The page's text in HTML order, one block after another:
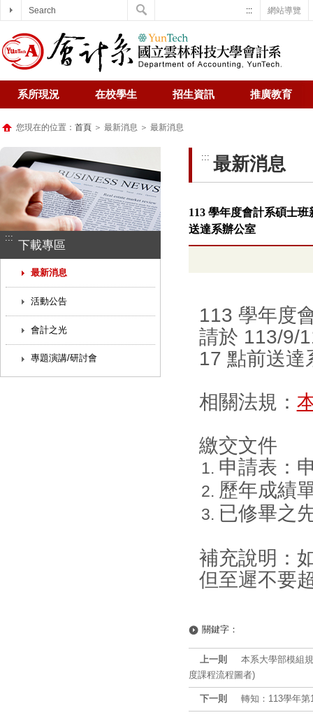
網站導覽
:::
系所現況 在校學生 招生資訊 推廣教育
您現在的位置： 首頁 ＞ 最新消息 ＞ 最新消息
:::
下載專區
最新消息
活動公告
會計之光
專題演講/研討會
::: 最新消息
113 學年度會計系碩士
送達系辦公室
113 學年度
請於 113/9/
17 點前送達
相關法規：
繳交文件
申請表：
歷年成績
已修畢之
補充說明：
但至遲不要
關鍵字：
上一則
本系大學部模組
度課程流程圖者)
下一則 轉知：113學年
Search